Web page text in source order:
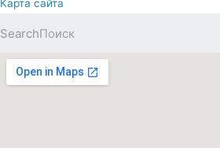
Карта сайта
Search